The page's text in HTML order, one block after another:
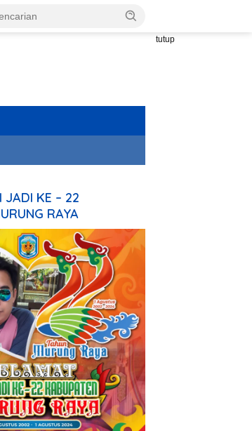
tutup
JADI KE – 22
RAYA